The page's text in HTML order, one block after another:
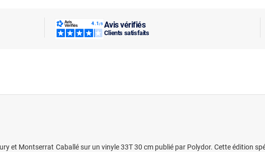
Avis vérifiés
Clients satisfaits
et Montserrat Caballé sur un vinyle 33T 30 cm publié par Polydor. Cette édition